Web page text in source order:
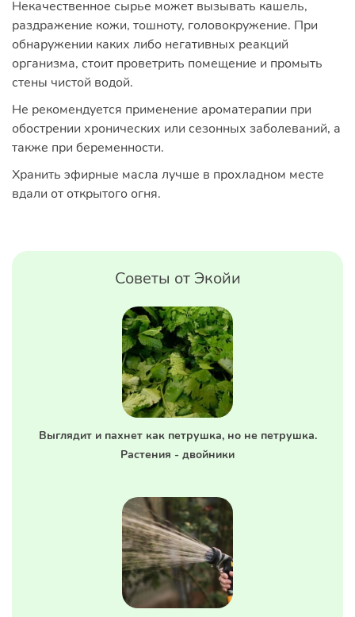
Некачественное сырье может вызывать кашель,
раздражение кожи, тошноту, головокружение. При
обнаружении каких либо негативных реакций
организма, стоит проветрить помещение и промыть
стены чистой водой.
Не рекомендуется применение ароматерапии при
обострении хронических или сезонных заболеваний, а
также при беременности.
Хранить эфирные масла лучше в прохладном месте
вдали от открытого огня.
Советы от Экойи
Выглядит и пахнет как петрушка, но не петрушка.
Растения - двойники